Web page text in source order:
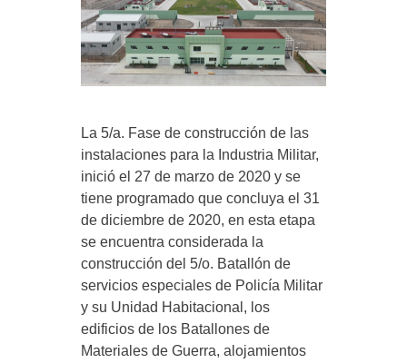
La 5/a. Fase de construcción de las
instalaciones para la Industria Militar,
inició el 27 de marzo de 2020 y se
tiene programado que concluya el 31
de diciembre de 2020, en esta etapa
se encuentra considerada la
construcción del 5/o. Batallón de
servicios especiales de Policía Militar
y su Unidad Habitacional, los
edificios de los Batallones de
Materiales de Guerra, alojamientos